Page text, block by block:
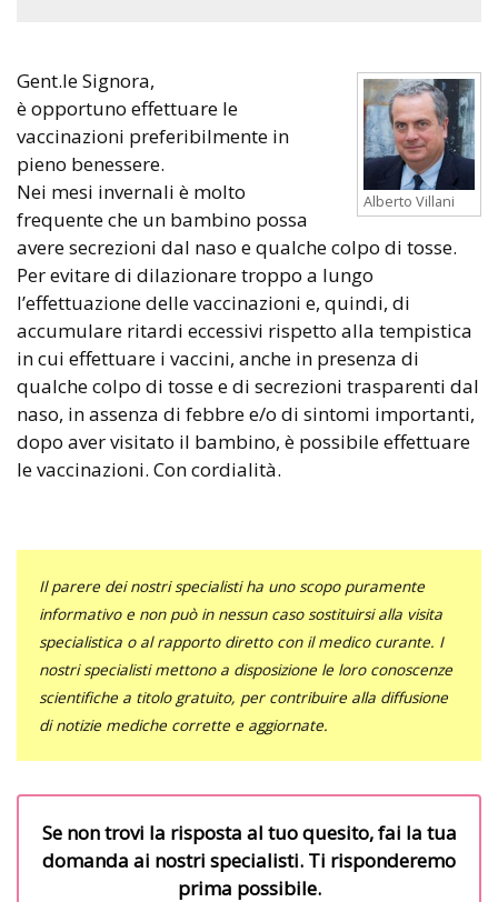
Alberto Villani
Gent.le Signora,
è opportuno effettuare le
vaccinazioni preferibilmente in
pieno benessere.
Nei mesi invernali è molto
frequente che un bambino possa
avere secrezioni dal naso e qualche colpo di tosse.
Per evitare di dilazionare troppo a lungo
l’effettuazione delle vaccinazioni e, quindi, di
accumulare ritardi eccessivi rispetto alla tempistica
in cui effettuare i vaccini, anche in presenza di
qualche colpo di tosse e di secrezioni trasparenti dal
naso, in assenza di febbre e/o di sintomi importanti,
dopo aver visitato il bambino, è possibile effettuare
le vaccinazioni. Con cordialità.
Il parere dei nostri specialisti ha uno scopo puramente
informativo e non può in nessun caso sostituirsi alla visita
specialistica o al rapporto diretto con il medico curante. I
nostri specialisti mettono a disposizione le loro conoscenze
scientifiche a titolo gratuito, per contribuire alla diffusione
di notizie mediche corrette e aggiornate.
Se non trovi la risposta al tuo quesito, fai la tua
domanda ai nostri specialisti. Ti risponderemo
prima possibile.